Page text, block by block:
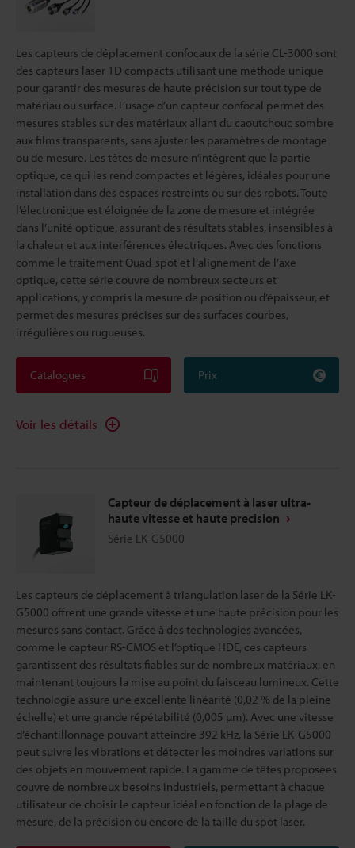
Les capteurs de déplacement confocaux de la série CL-3000 sont
des capteurs laser 1D compacts utilisant une méthode unique
pour garantir des mesures de haute précision sur tout type de
matériau ou surface. L’usage d’un capteur confocal permet des
mesures stables sur des matériaux allant du caoutchouc sombre
aux films transparents, sans ajuster les paramètres de montage
ou de mesure. Les têtes de mesure n’intègrent que la partie
optique, ce qui les rend compactes et légères, idéales pour une
installation dans des espaces restreints ou sur des robots. Toute
l’électronique est éloignée de la zone de mesure et intégrée
dans l’unité optique, assurant des résultats stables, insensibles à
la chaleur et aux interférences électriques. Avec des fonctions
comme le traitement Quad-spot et l’alignement de l’axe
optique, cette série couvre de nombreux secteurs et
applications, y compris la mesure de position ou d’épaisseur, et
permet des mesures précises sur des surfaces courbes,
irrégulières ou rugueuses.
Catalogues Prix
Voir les détails
Capteur de déplacement à laser ultra-
haute vitesse et haute precision
Série LK-G5000
Les capteurs de déplacement à triangulation laser de la Série LK-
G5000 offrent une grande vitesse et une haute précision pour les
mesures sans contact. Grâce à des technologies avancées,
comme le capteur RS-CMOS et l’optique HDE, ces capteurs
garantissent des résultats fiables sur de nombreux matériaux, en
maintenant toujours la mise au point du faisceau lumineux. Cette
technologie assure une excellente linéarité (0,02 % de la pleine
échelle) et une grande répétabilité (0,005 µm). Avec une vitesse
d’échantillonnage pouvant atteindre 392 kHz, la Série LK-G5000
peut suivre les vibrations et détecter les moindres variations sur
des objets en mouvement rapide. La gamme de têtes proposées
couvre de nombreux besoins industriels, permettant à chaque
utilisateur de choisir le capteur idéal en fonction de la plage de
mesure, de la précision ou encore de la taille du spot laser.